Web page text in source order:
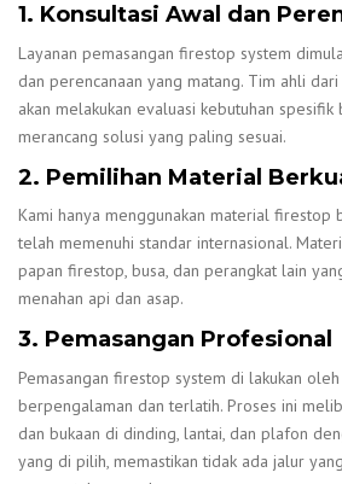
1. Konsultasi Awal dan
Layanan pemasangan firestop system
dan perencanaan yang matang. Tim ahli
akan melakukan evaluasi kebutuhan spesifik
merancang solusi yang paling sesuai.
2. Pemilihan Material
Kami hanya menggunakan material firestop
telah memenuhi standar internasional.
papan firestop, busa, dan perangkat lain
menahan api dan asap.
3. Pemasangan Profesional
Pemasangan firestop system di lakukan
berpengalaman dan terlatih. Proses ini
dan bukaan di dinding, lantai, dan plafon
yang di pilih, memastikan tidak ada jalur